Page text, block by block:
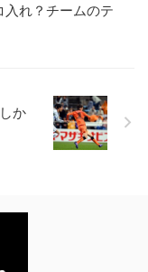
入れ？チームのテ
か